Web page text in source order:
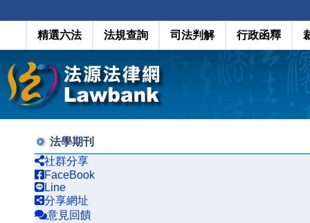
精選六法 法規查詢 司法判解 行政函釋
法學期刊
社群分享
FaceBook
Line
分享網址
意見回饋